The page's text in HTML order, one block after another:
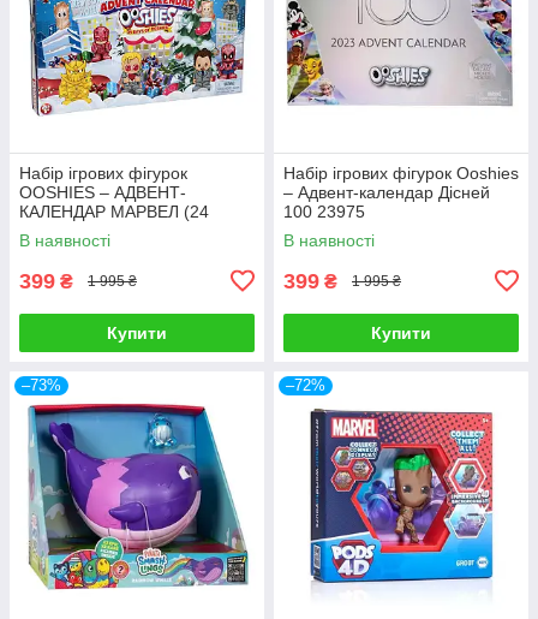
Набір ігрових фігурок
OOSHIES – АДВЕНТ-
КАЛЕНДАР МАРВЕЛ (24
фігурки) 23296
В наявності
399 ₴ 1 995 ₴
Купити
Набір ігрових фігурок Oоshies
– Адвент-календар Дісней
100 23975
В наявності
399 ₴ 1 995 ₴
Купити
–73% –72%